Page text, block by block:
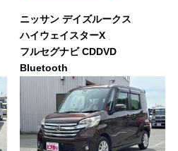
ニッサン デイズルークス
ハイウェイスターX
フルセグナビ CDDVD
Bluetooth